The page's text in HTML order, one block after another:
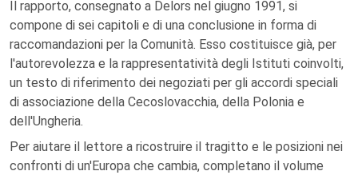
Il rapporto, consegnato a Delors nel giugno 1991, si
compone di sei capitoli e di una conclusione in forma di
raccomandazioni per la Comunità. Esso costituisce già, per
l'autorevolezza e la rappresentatività degli Istituti coinvolti,
un testo di riferimento dei negoziati per gli accordi speciali
di associazione della Cecoslovacchia, della Polonia e
dell'Ungheria.
Per aiutare il lettore a ricostruire il tragitto e le posizioni nei
confronti di un'Europa che cambia, completano il volume